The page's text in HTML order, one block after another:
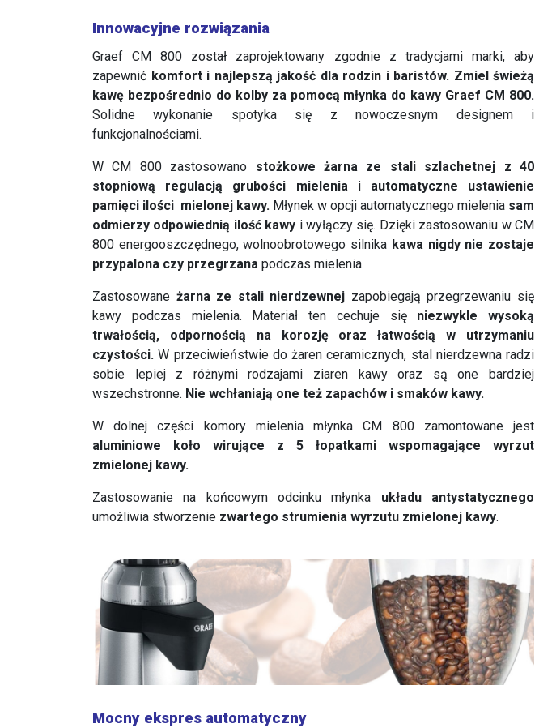
Innowacyjne rozwiązania
Graef CM 800 został zaprojektowany zgodnie z tradycjami marki, aby
zapewnić komfort i najlepszą jakość dla rodzin i baristów. Zmiel świeżą
kawę bezpośrednio do kolby za pomocą młynka do kawy Graef CM 800.
Solidne wykonanie spotyka się z nowoczesnym designem i
funkcjonalnościami.
W CM 800 zastosowano stożkowe żarna ze stali szlachetnej z 40
stopniową regulacją grubości mieleniai automatyczne ustawienie
pamięci ilości mielonej kawy. Młynek w opcji automatycznego mielenia sam
odmierzy odpowiednią ilość kawy i wyłączy się. Dzięki zastosowaniu w CM
800 energooszczędnego, wolnoobrotowego silnika kawa nigdy nie zostaje
przypalona czy przegrzana podczas mielenia.
Zastosowane żarna ze stali nierdzewnej zapobiegają przegrzewaniu się
kawy podczas mielenia. Materiał ten cechuje się niezwykle wysoką
trwałością, odpornością na korozję oraz łatwością w utrzymaniu
czystości. W przeciwieństwie do żaren ceramicznych, stal nierdzewna radzi
sobie lepiej z różnymi rodzajami ziaren kawy oraz są one bardziej
wszechstronne. Nie wchłaniają one też zapachów i smaków kawy.
W dolnej części komory mielenia młynka CM 800 zamontowane jest
aluminiowe koło wirujące z 5 łopatkami wspomagające wyrzut
zmielonej kawy.
Zastosowanie na końcowym odcinku młynka układu antystatycznego
umożliwia stworzenie zwartego strumienia wyrzutu zmielonej kawy.
Mocny ekspres automatyczny